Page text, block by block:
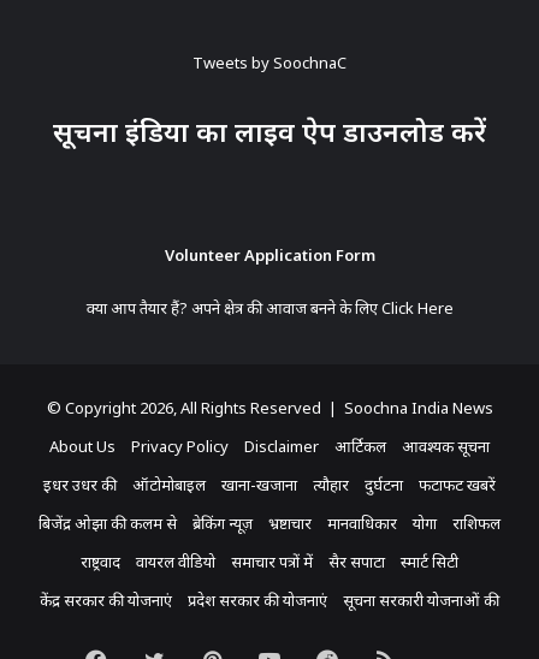
Tweets by SoochnaC
सूचना इंडिया का लाइव ऐप डाउनलोड करें
Volunteer Application Form
क्या आप तैयार हैं? अपने क्षेत्र की आवाज बनने के लिएClick Here
© Copyright 2026, All Rights Reserved | Soochna India News
About Us
Privacy Policy Disclaimer आर्टिकल
आवश्यक सूचना
इधर उधर की
ऑटोमोबाइल खाना-खजाना त्यौहार दुर्घटना
फटाफट खबरें
बिजेंद्र ओझा की कलम से
ब्रेकिंग न्यूज़ भ्रष्टाचार मानवाधिकार योगा
राशिफल
राष्ट्रवाद
वायरल वीडियो समाचार पत्रों में सैर सपाटा
स्मार्ट सिटी
केंद्र सरकार की योजनाएं
प्रदेश सरकार की योजनाएं सूचना सरकारी योजनाओं की